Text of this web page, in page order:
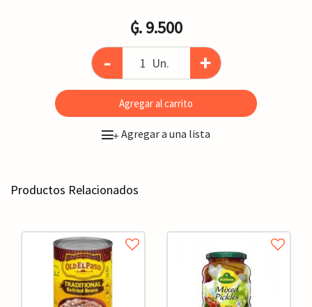
₲. 9.500
- Un. +
Agregar al carrito
+Agregar a una lista
Productos Relacionados